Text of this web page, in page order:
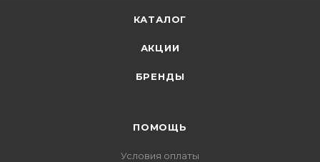
КАТАЛОГ
АКЦИИ
БРЕНДЫ
ПОМОЩЬ
Условия оплаты